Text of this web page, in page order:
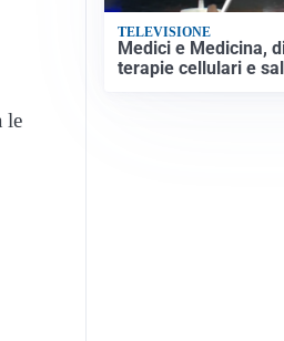
le
TELEVISIONE
Medici e Medicina,
terapie cellulari e